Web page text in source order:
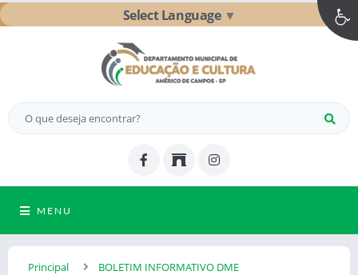
Select Language ▼
MENU
Principal BOLETIM INFORMATIVO DME